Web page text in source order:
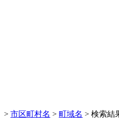
> 市区町村名 > 町域名 > 検索結